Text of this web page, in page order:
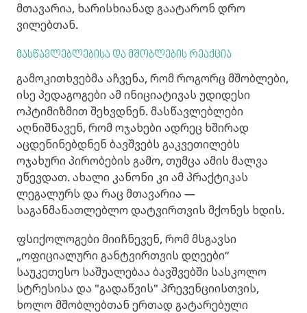
მთავარია, ხარისხიანად გაატარონ დრო
ვილებთან.
მასწავლებლებისა და მშობლების რეაქცია
გამოკითხვებმა აჩვენა, რომ როგორც მშობლები,
ისე პედაგოგები ამ ინიციატივას უდიდესი
ოპტიმიზმით შეხვდნენ. მასწავლებლები
აღნიშნავენ, რომ ოჯახები ადრეც ხშირად
აცდენინებდნენ ბავშვებს გაკვეთილებს
ოჯახური პირობების გამო, თუმცა ამის მალვა
უწევდათ. ახალი კანონი კი ამ პრაქტიკას
ლეგალურს და რაც მთავარია —
საგანმანათლებლო დატვირთვის მქონეს ხდის.
ფსიქოლოგები მიიჩნევენ, რომ მსგავსი
„ოფიციალური განტვირთვის დღეები“
საუკეთესო საშუალებაა ბავშვებში სასკოლო
სტრესისა და "გადაწვის" პრევენციისთვის,
ხოლო მშობლებთან ერთად გატარებული